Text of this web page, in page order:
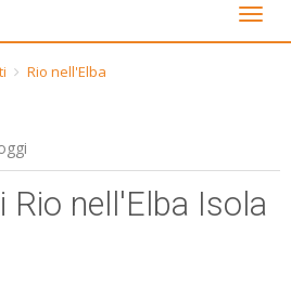
ENG
Togli
Rio nell'Elba
nell'Elba Isola